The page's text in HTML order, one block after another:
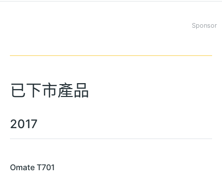
Sponsor
已下市產品
2017
Omate T701